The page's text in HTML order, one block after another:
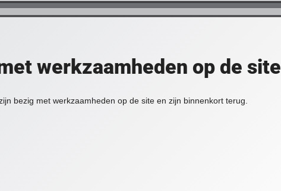
werkzaamheden op de site
bezig met werkzaamheden op de site en zijn binnenkort terug.